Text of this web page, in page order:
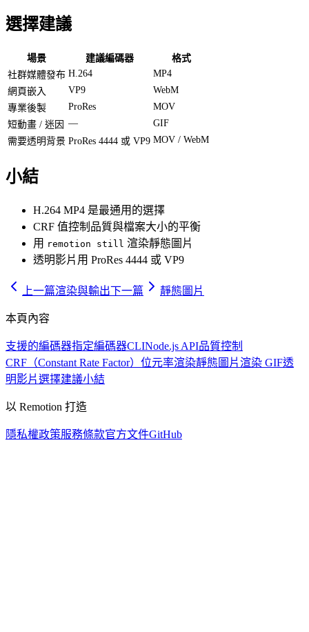
選擇建議
場景 建議編碼器
格式
社群媒體發布 H.264
MP4
網頁嵌入
VP9
WebM
專業後製
ProRes
MOV
短動畫 / 迷因 —
GIF
需要透明背景 ProRes 4444 或 VP9 MOV / WebM
小結
H.264 MP4 是最通用的選擇
CRF 值控制品質與檔案大小的平衡
用 remotion still 渲染靜態圖片
透明影片用 ProRes 4444 或 VP9
上一篇渲染與輸出下一篇 靜態圖片
本頁內容
支援的編碼器指定編碼器CLINode.js API品質控制
CRF（Constant Rate Factor） 位元率渲染靜態圖片渲染 GIF透
明影片選擇建議小結
以 Remotion 打造
隱私權政策服務條款官方文件GitHub